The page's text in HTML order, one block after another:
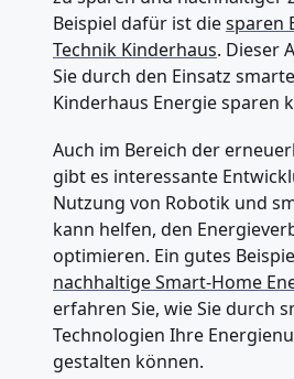
Beispiel dafür ist diesparen
Technik Kinderhaus. Dieser
Sie durch den Einsatz
Kinderhaus Energie sparen
Auch im Bereich der
gibt es interessante
Nutzung von Robotik und
kann helfen, den
optimieren. Ein gutes
nachhaltige Smart-Home
erfahren Sie, wie Sie durch
Technologien Ihre
gestalten können.